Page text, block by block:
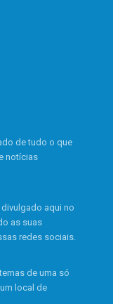
de tudo o que
notícias
aqui no
as suas
redes sociais.
de uma só
local de